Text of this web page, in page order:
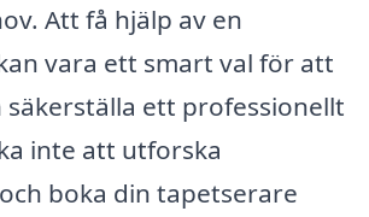
Att få hjälp av en
vara ett smart val för att
säkerställa ett professionellt
inte att utforska
boka din tapetserare